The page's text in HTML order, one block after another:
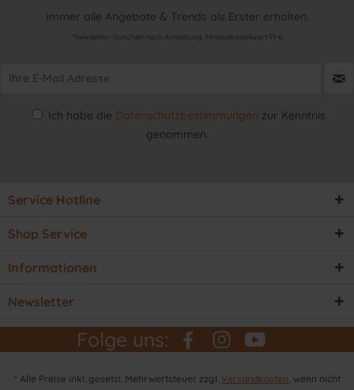
Immer alle Angebote & Trends als Erster erhalten.
*Newsletter-Gutschein nach Anmeldung. Mindestbestellwert 99 €
Ich habe die Datenschutzbestimmungen zur Kenntnis
genommen.
Service Hotline
Shop Service
Informationen
Newsletter
Folge uns:
* Alle Preise inkl. gesetzl. Mehrwertsteuer zzgl. Versandkosten , wenn nicht